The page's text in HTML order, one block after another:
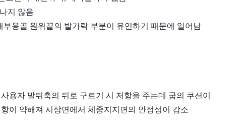
지 않음
부용골 원위끝의 발가락 부분이 유연하기 때문에 일어남
용자 발뒤축의 뒤로 구르기 시 저항을 주는데 굽의 쿠션이
이 약해져 시상면에서 체중지지면의 안정성이 감소